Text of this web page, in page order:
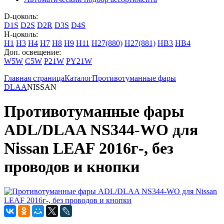
D-цоколь:
D1S D2S D2R D3S D4S
H-цоколь:
H1 H3 H4 H7 H8 H9 H11 H27(880) H27(881) HB3 HB4
Доп. освещение:
W5W C5W P21W PY21W
Главная страницаКаталогПротивотуманные фары
DLAANISSAN
Противотуманные фары
ADL/DLAA NS344-WO для
Nissan LEAF 2016г-, без
проводов и кнопки